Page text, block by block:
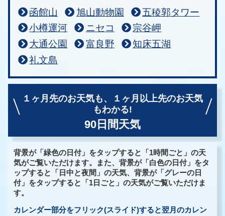
函館山 旭山動物園
五稜郭タワー
小樽運河
ニセコ
宗谷岬
大通公園
富良野
知床五湖
礼文島
１ヶ月先のお天気も、
１ヶ月以上先のお天気
もわかる!
90日間天気
背景が「緑色の日付」をタップすると「1時間ごと」の天
気がご覧いただけます。また、背景が「白色の日付」をタ
ップすると「日中と夜間」の天気、背景が「グレーの日
付」をタップすると「1日ごと」の天気がご覧いただけま
す。
カレンダー部分をフリック(スライド)すると翌月のカレン